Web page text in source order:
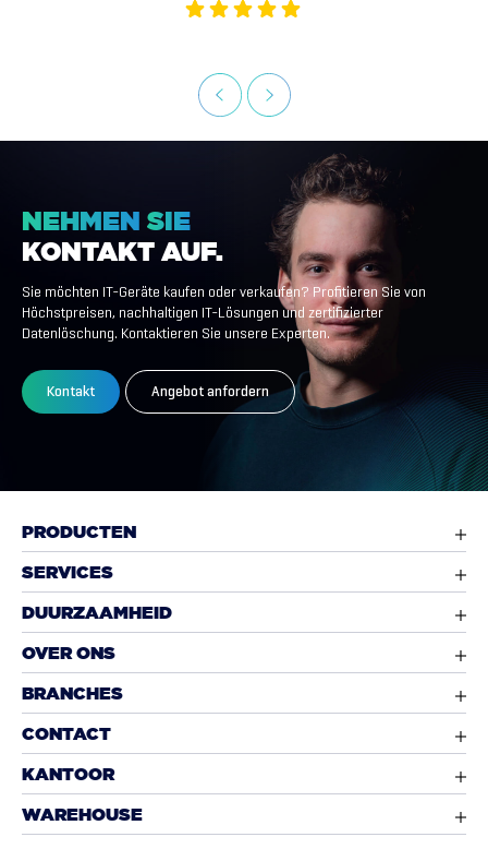
NEHMEN SIE
KONTAKT AUF.
Sie möchten IT-Geräte kaufen oder verkaufen? Profitieren Sie von
Höchstpreisen, nachhaltigen IT-Lösungen und zertifizierter
Datenlöschung. Kontaktieren Sie unsere Experten.
Kontakt Angebot anfordern
PRODUCTEN
SERVICES
DUURZAAMHEID
OVER ONS
BRANCHES
CONTACT
KANTOOR
WAREHOUSE